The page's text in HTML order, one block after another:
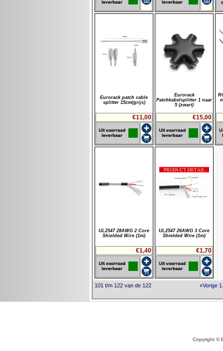
Eurorack patch cable
splitter 15cm(grijs)
€11,00
Eurorack
Patchkabelsplitter 1 naar
5 (zwart)
€15,00
UL2547 28AWG 2 Core
Shielded Wire (1m)
€1,40
UL2547 26AWG 3 Core
Shielded Wire (1m)
€1,70
101 t/m 122 van de 122 «Vorige
Copyright ©